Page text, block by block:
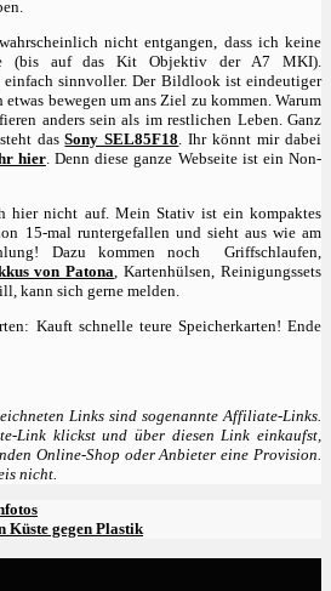
nicht entgangen, dass ich keine
(bis auf das Kit Objektiv der A7 MKI).
einfach sinnvoller. Der Bildlook ist eindeutiger
bewegen um ans Ziel zu kommen. Warum
anders sein als im restlichen Leben. Ganz
dasSony SEL85F18. Ihr könnt mir dabei
hier. Denn diese ganze Webseite ist ein Non-
hier nicht auf. Mein Stativ ist ein kompaktes
15-mal runtergefallen und sieht aus wie am
Dazu kommen noch Griffschlaufen,
von Patona, Kartenhülsen, Reinigungssets
kann sich gerne melden.
Kauft schnelle teure Speicherkarten! Ende
Links sind sogenannte Affiliate-Links.
Link klickst und über diesen Link einkaufst,
Online-Shop oder Anbieter eine Provision.
nicht.
Küste gegen Plastik